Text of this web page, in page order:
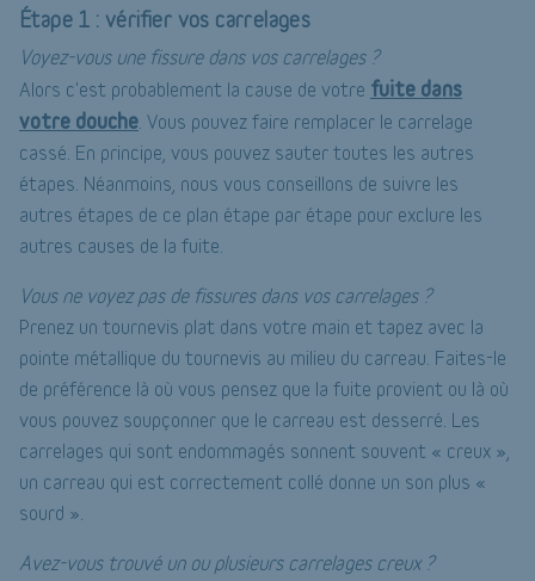
Étape 1 : vérifier vos carrelages
Voyez-vous une fissure dans vos carrelages ?
Alors c'est probablement la cause de votre fuite dans
votre douche . Vous pouvez faire remplacer le carrelage
cassé. En principe, vous pouvez sauter toutes les autres
étapes. Néanmoins, nous vous conseillons de suivre les
autres étapes de ce plan étape par étape pour exclure les
autres causes de la fuite.
Vous ne voyez pas de fissures dans vos carrelages ?
Prenez un tournevis plat dans votre main et tapez avec la
pointe métallique du tournevis au milieu du carreau. Faites-le
de préférence là où vous pensez que la fuite provient ou là où
vous pouvez soupçonner que le carreau est desserré. Les
carrelages qui sont endommagés sonnent souvent « creux »,
un carreau qui est correctement collé donne un son plus «
sourd ».
Avez-vous trouvé un ou plusieurs carrelages creux ?